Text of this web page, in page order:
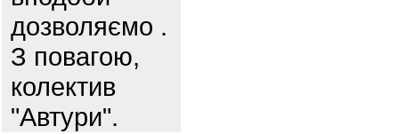
дозволяємо .
З повагою,
колектив
"Автури".